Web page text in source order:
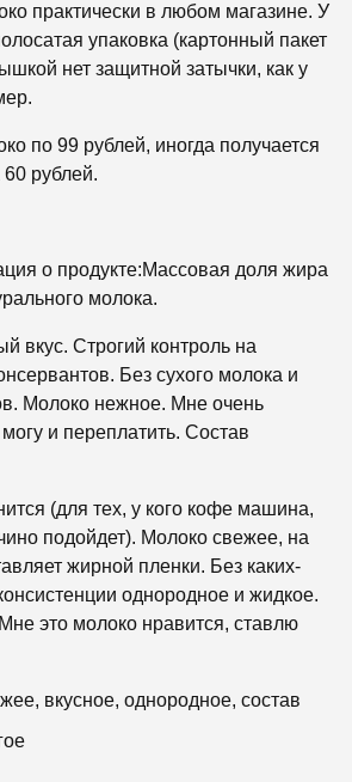
практически в любом магазине. У
упаковка (картонный пакет
нет защитной затычки, как у
по 99 рублей, иногда получается
60 рублей.
о продукте:Массовая доля жира
молока.
вкус. Строгий контроль на
Без сухого молока и
Молоко нежное. Мне очень
и переплатить. Состав
(для тех, у кого кофе машина,
подойдет). Молоко свежее, на
жирной пленки. Без каких-
однородное и жидкое.
это молоко нравится, ставлю
вкусное, однородное, состав